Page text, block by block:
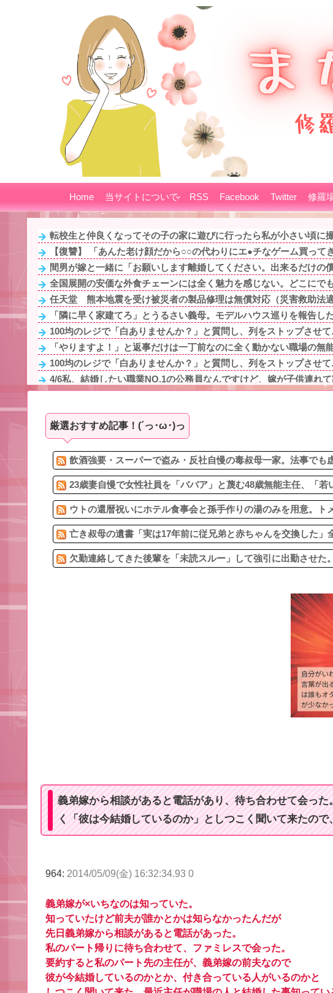
Home 当サイトについて RSS Facebook Twitter 修羅
転校生と仲良くなってその子の家に遊びに行ったら私が小さい頃に
【復讐】 「あんた老け顔だから○○の代わりにエ●チなゲーム買って
間男が嫁と一緒に「お願いします離婚してください。出来るだけの
全国展開の安価な外食チェーンには全く魅力を感じない。どこにで
任天堂 熊本地震を受け被災者の製品修理は無償対応（災害救助法
「隣に早く家建てろ」とうるさい義母。モデルハウス巡りを報告し
100均のレジで「白ありませんか？」と質問し、列をストップさせ
「やりますよ！」と返事だけは一丁前なのに全く動かない職場の無
100均のレジで「白ありませんか？」と質問し、列をストップさせ
4/6私、結婚したい職業NO.1の公務員なんですけど、嫁が子供連れ
亡き叔母の遺書「実は17年前に従兄弟と赤ちゃんを交換した」全員
嫁の不倫発覚。子供達にはまだ母親が必要と嫁が主張し、血の滲む思
3/6私、結婚したい職業NO.1の公務員なんですけど、嫁が子供連れて
姉「下着に違和感がある！イタズラしたでしょ！？」俺「してない
厳選おすすめ記事！(´っ･ω･)っ
飲酒強要・スーパーで盗み・反社自慢の毒叔母一家。法事で
23歳妻自慢で女性社員を「ババア」と蔑む48歳無能主任、「
ウトの還暦祝いにホテル食事会と孫手作りの湯のみを用意。ト
亡き叔母の遺書「実は17年前に従兄弟と赤ちゃんを交換した
欠勤連絡してきた後輩を「未読スルー」して強引に出勤させた
義弟嫁から相談があると電話があり、待ち合わせて会っ
く「彼は今結婚しているのか」としつこく聞いて来たので
964: 2014/05/09(金) 16:32:34.93 0
義弟嫁が×いちなのは知っていた。
知っていたけど前夫が誰かとかは知らなかったんだが
先日義弟嫁から相談があると電話があった。
私のパート帰りに待ち合わせて、ファミレスで会った。
要約すると私のパート先の主任が、義弟嫁の前夫なので
彼が今結婚しているのかとか、付き合っている人がいるのかと